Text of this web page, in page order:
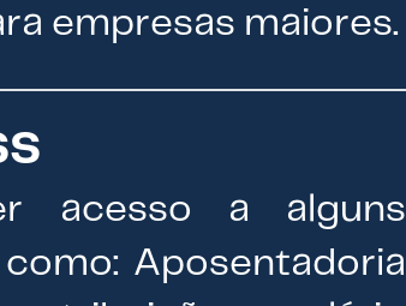
empresas maiores.
acesso a alguns
Aposentadoria